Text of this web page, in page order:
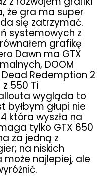
że gra ma super
się zatrzymać.
systemowych z
grafikę
Dawn ma GTX
DOOM
Dead Redemption 2
550 Ti
wygląda to
byłbym głupi nie
która wyszła na
tylko GTX 650
za jedną z
na niskich
najlepiej, ale